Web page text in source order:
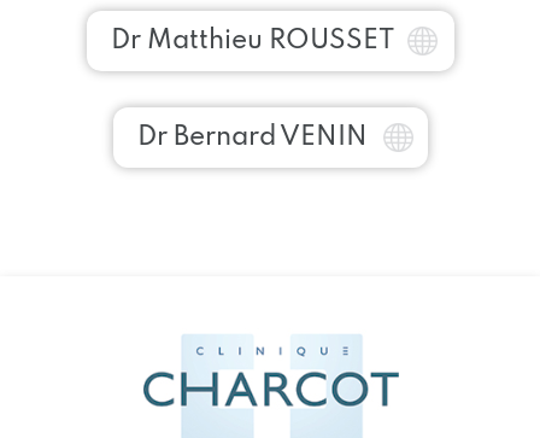
Dr Matthieu ROUSSET
Dr Bernard VENIN